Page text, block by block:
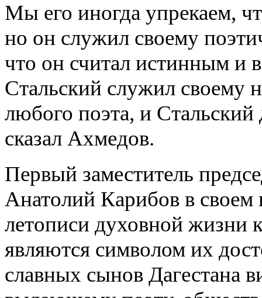
Мы его иногда упрекаем,
но он служил своему
что он считал истинным и
Стальский служил своему
любого поэта, и
сказал Ахмедов.
Первый заместитель
Анатолий Карибов в своем
летописи духовной жизни
являются символом их
славных сынов Дагестана